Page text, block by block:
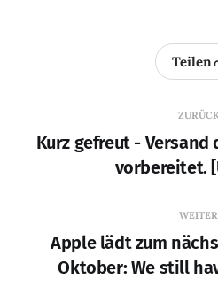
Kurz gefreut - Versand
vorbereitet.
Teilen
WEITER
Apple lädt zum
Oktober: We still